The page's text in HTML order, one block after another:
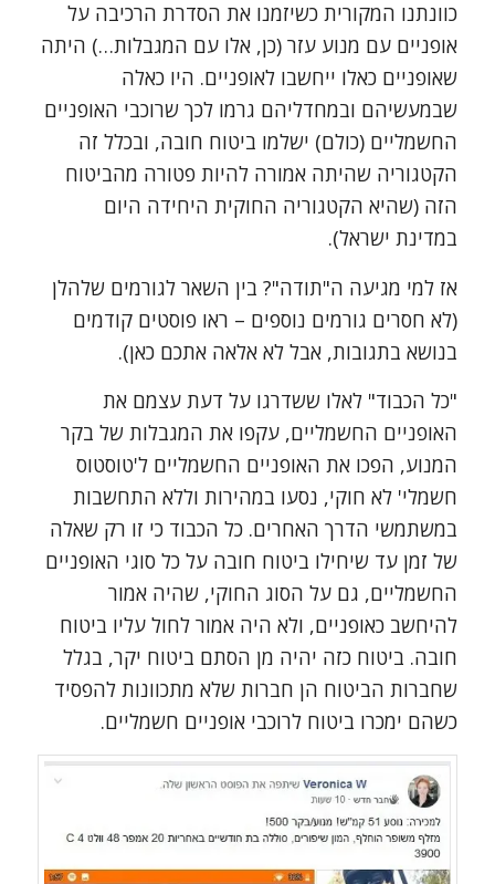
כוונתנו המקורית כשיזמנו את הסדרת הרכיבה על
אופניים עם מנוע עזר (כן, אלו עם המגבלות…) היתה
שאופניים כאלו ייחשבו לאופניים. היו כאלה
שבמעשיהם ובמחדליהם גרמו לכך שרוכבי האופניים
החשמליים (כולם) ישלמו ביטוח חובה, ובכלל זה
הקטגוריה שהיתה אמורה להיות פטורה מהביטוח
הזה (שהיא הקטגוריה החוקית היחידה היום
במדינת ישראל).
אז למי מגיעה ה"תודה"? בין השאר לגורמים שלהלן
(לא חסרים גורמים נוספים – ראו פוסטים קודמים
בנושא בתגובות, אבל לא אלאה אתכם כאן).
"כל הכבוד" לאלו ששדרגו על דעת עצמם את
האופניים החשמליים, עקפו את המגבלות של בקר
המנוע, הפכו את האופניים החשמליים ל'טוסטוס
חשמלי' לא חוקי, נסעו במהירות וללא התחשבות
במשתמשי הדרך האחרים. כל הכבוד כי זו רק שאלה
של זמן עד שיחילו ביטוח חובה על כל סוגי האופניים
החשמליים, גם על הסוג החוקי, שהיה אמור
להיחשב כאופניים, ולא היה אמור לחול עליו ביטוח
חובה. ביטוח כזה יהיה מן הסתם ביטוח יקר, בגלל
שחברות הביטוח הן חברות שלא מתכוונות להפסיד
כשהם ימכרו ביטוח לרוכבי אופניים חשמליים.